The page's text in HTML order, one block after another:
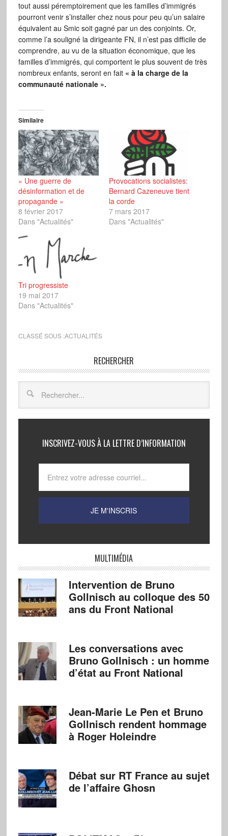
tout aussi péremptoirement que les familles d’immigrés
pourront venir s’installer chez nous pour peu qu’un salaire
équivalent au Smic soit gagné par un des conjoints. Or,
comme l’a souligné la dirigeante FN, il n’est pas difficile de
comprendre, au vu de la situation économique, que les
familles d’immigrés, qui comportent le plus souvent de très
nombreux enfants, seront en fait « à la charge de la
communauté nationale ».
Similaire
« Une guerre de
désinformation et de
propagande »
8 février 2017
Dans "Actualités"
Provocations socialistes:
Bernard Cazeneuve tient
la corde
7 mars 2017
Dans "Actualités"
Tri progressiste
19 mai 2017
Dans "Actualités"
CLASSÉ SOUS :ACTUALITÉS
RECHERCHER
INSCRIVEZ-VOUS À LA LETTRE D’INFORMATION
MULTIMÉDIA
Intervention de Bruno
Gollnisch au colloque des 50
ans du Front National
Les conversations avec
Bruno Gollnisch : un homme
d’état au Front National
Jean-Marie Le Pen et Bruno
Gollnisch rendent hommage
à Roger Holeindre
Débat sur RT France au sujet
de l’affaire Ghosn